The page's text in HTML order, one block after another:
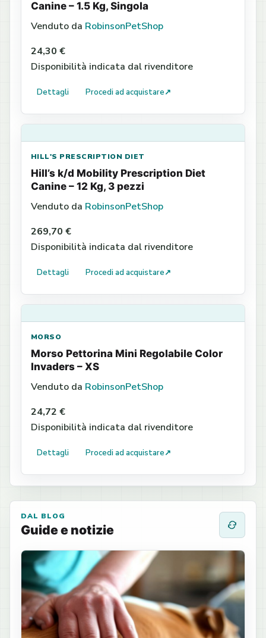
Canine – 1.5 Kg, Singola
Venduto da RobinsonPetShop
24,30 €
Disponibilità indicata dal rivenditore
Dettagli Procedi ad acquistare↗
HILL'S PRESCRIPTION DIET
Hill’s k/d Mobility Prescription Diet
Canine – 12 Kg, 3 pezzi
Venduto da RobinsonPetShop
269,70 €
Disponibilità indicata dal rivenditore
Dettagli Procedi ad acquistare↗
MORSO
Morso Pettorina Mini Regolabile Color
Invaders – XS
Venduto da RobinsonPetShop
24,72 €
Disponibilità indicata dal rivenditore
Dettagli Procedi ad acquistare↗
DAL BLOG
Guide e notizie